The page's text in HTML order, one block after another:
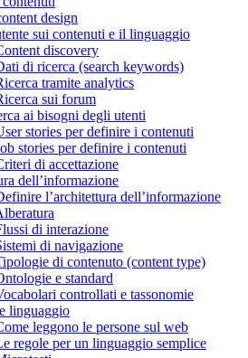
design
sui contenuti e il linguaggio
discovery
di ricerca (search keywords)
tramite analytics
sui forum
ai bisogni degli utenti
stories per definire i contenuti
stories per definire i contenuti
di accettazione
dell’informazione
l’architettura dell’informazione
di interazione
di navigazione
di contenuto (content type)
e standard
controllati e tassonomie
linguaggio
leggono le persone sul web
regole per un linguaggio semplice